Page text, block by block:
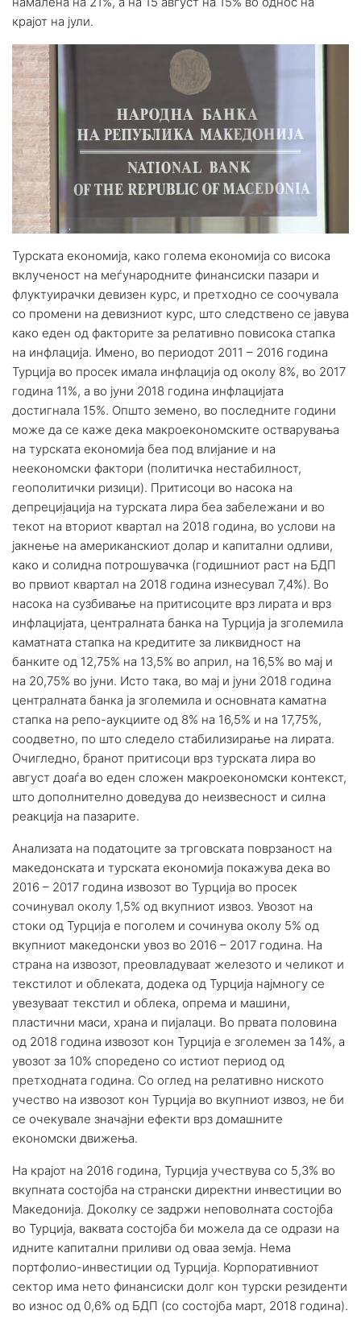
крајот на јули.
Турската економија, како голема економија со висока
вклученост на меѓународните финансиски пазари и
флуктуирачки девизен курс, и претходно се соочувала
со промени на девизниот курс, што следствено се јавува
како еден од факторите за релативно повисока стапка
на инфлација. Имено, во периодот 2011 – 2016 година
Турција во просек имала инфлација од околу 8%, во 2017
година 11%, а во јуни 2018 година инфлацијата
достигнала 15%. Општо земено, во последните години
може да се каже дека макроекономските остварувања
на турската економија беа под влијание и на
неекономски фактори (политичка нестабилност,
геополитички ризици). Притисоци во насока на
депрецијација на турската лира беа забележани и во
текот на вториот квартал на 2018 година, во услови на
јакнење на американскиот долар и капитални одливи,
како и солидна потрошувачка (годишниот раст на БДП
во првиот квартал на 2018 година изнесувал 7,4%). Во
насока на сузбивање на притисоците врз лирата и врз
инфлацијата, централната банка на Турција ја зголемила
каматната стапка на кредитите за ликвидност на
банките од 12,75% на 13,5% во април, на 16,5% во мај и
на 20,75% во јуни. Исто така, во мај и јуни 2018 година
централната банка ја зголемила и основната каматна
стапка на репо-аукциите од 8% на 16,5% и на 17,75%,
соодветно, по што следело стабилизирање на лирата.
Очигледно, бранот притисоци врз турската лира во
август доаѓа во еден сложен макроекономски контекст,
што дополнително доведува до неизвесност и силна
реакција на пазарите.
Анализата на податоците за трговската поврзаност на
македонската и турската економија покажува дека во
2016 – 2017 година извозот во Турција во просек
сочинувал околу 1,5% од вкупниот извоз. Увозот на
стоки од Турција е поголем и сочинува околу 5% од
вкупниот македонски увоз во 2016 – 2017 година. На
страна на извозот, преовладуваат железото и челикот и
текстилот и облеката, додека од Турција најмногу се
увезуваат текстил и облека, опрема и машини,
пластични маси, храна и пијалаци. Во првата половина
од 2018 година извозот кон Турција е зголемен за 14%, а
увозот за 10% споредено со истиот период од
претходната година. Со оглед на релативно ниското
учество на извозот кон Турција во вкупниот извоз, не би
се очекувале значајни ефекти врз домашните
економски движења.
На крајот на 2016 година, Турција учествува со 5,3% во
вкупната состојба на странски директни инвестиции во
Македонија. Доколку се задржи неповолната состојба
во Турција, ваквата состојба би можела да се одрази на
идните капитални приливи од оваа земја. Нема
портфолио-инвестиции од Турција. Корпоративниот
сектор има нето финансиски долг кон турски резиденти
во износ од 0,6% од БДП (со состојба март, 2018 година).